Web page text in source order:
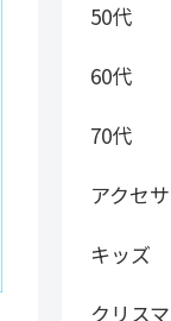
50代
60代
70代
アクセ
キッズ
クリス